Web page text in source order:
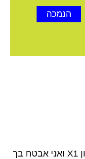
הנמכה
מחרוזת דיסקו משובחת סגנון קטרון X1 ואני אבטח בך